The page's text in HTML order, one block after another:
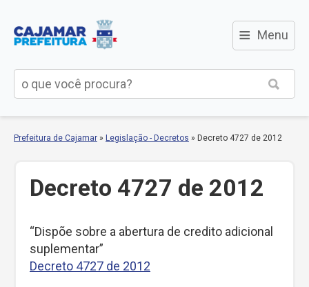
≡ Menu
Prefeitura de Cajamar » Legislação - Decretos » Decreto 4727 de 2012
Decreto 4727 de 2012
“Dispõe sobre a abertura de credito adicional
suplementar”
Decreto 4727 de 2012